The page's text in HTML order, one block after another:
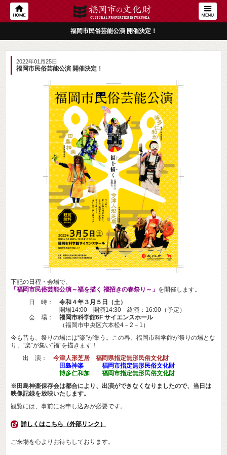
福岡市民俗芸能公演 開催決定！
2022年01月25日
福岡市民俗芸能公演 開催決定！
下記の日程・会場で、
「福岡市民俗芸能公演～福を描く 福招きの春祭り～」 を開催します。
日 時： 令和４年３月５日（土）
開場14:00 開演14:30 終演：16:00（予定）
会 場： 福岡市科学館6F サイエンスホール
（福岡市中央区六本松4－2－1）
今も昔も、祭りの場には“楽”が集う。この春、福岡市科学館が祭りの場とな
り、“楽”が集い“福”を描きます！
出 演： 今津人形芝居 福岡県指定無形民俗文化財
田島神楽 福岡市指定無形民俗文化財
博多仁和加 福岡市指定無形民俗文化財
※田島神楽保存会は都合により、出演ができなくなりましたので、当日は
映像記録を放映いたします。
観覧には、事前にお申し込みが必要です。
詳しくはこちら（外部リンク）
ご来場を心よりお待ちしております。